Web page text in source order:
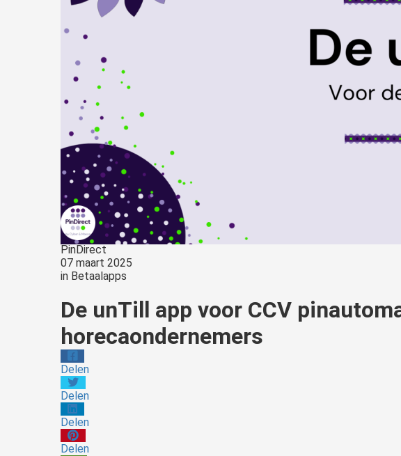
PinDirect
07 maart 2025
in Betaalapps
De unTill app voor CCV
horecaondernemers
Delen
Delen
Delen
Delen